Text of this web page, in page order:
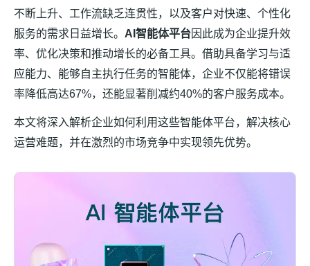
不断上升、工作流缺乏连贯性，以及客户对快速、个性化
服务的需求日益增长。 AI智能体平台因此成为企业提升效
率、优化决策和推动增长的必备工具。借助具备学习与适
应能力、能够自主执行任务的智能体，企业不仅能将错误
率降低高达67%，还能显著削减约40%的客户服务成本。
本文将深入解析企业如何利用这些智能体平台，解决核心
运营难题，并在激烈的市场竞争中实现领先优势。